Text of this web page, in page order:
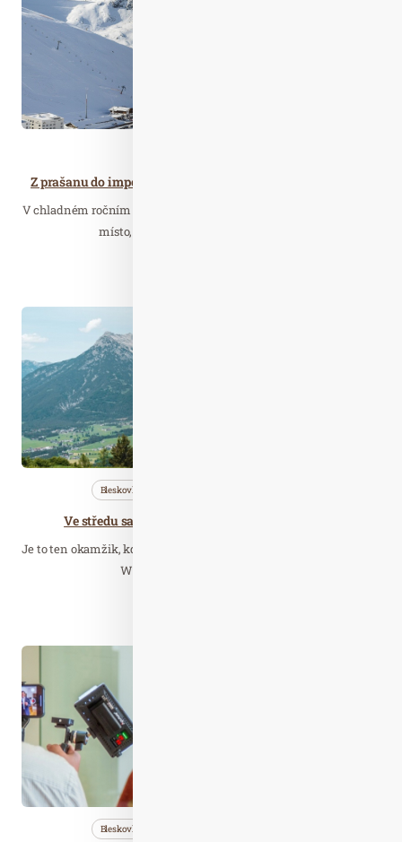
V chladném ročním období se region Innsbruck mění v okouzlující
místo, kde zasněžené vrcholky hor a…
Bleskovky
Ve středu samoty: jedinečná místa v Pillerseetal
Je to ten okamžik, kdy se klid mění na ticho. Zažijete jej nahoře, na
Wildseeloderu ve výšce přes…
Bleskovky